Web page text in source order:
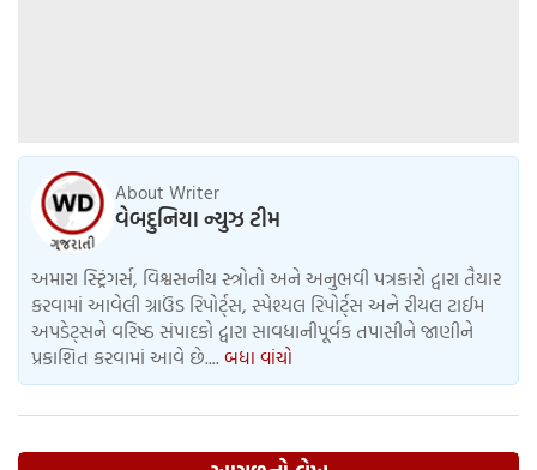
About Writer
વેબદુનિયા ન્યુઝ ટીમ
અમારા સ્ટ્રિંગર્સ, વિશ્વસનીય સ્ત્રોતો અને અનુભવી પત્રકારો દ્વારા તૈયાર
કરવામાં આવેલી ગ્રાઉંડ રિપોર્ટ્સ, સ્પેશ્યલ રિપોર્ટ્સ અને રીયલ ટાઈમ
અપડેટ્સને વરિષ્ઠ સંપાદકો દ્વારા સાવધાનીપૂર્વક તપાસીને જાણીને
પ્રકાશિત કરવામાં આવે છે.... બધા વાંચો